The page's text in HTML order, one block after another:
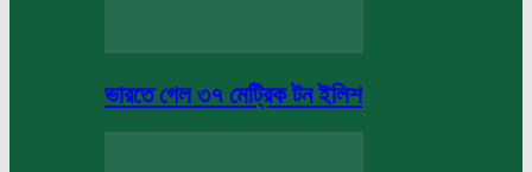
ভারতে গেল ৩৭ মেট্রিক টন ইলিশ